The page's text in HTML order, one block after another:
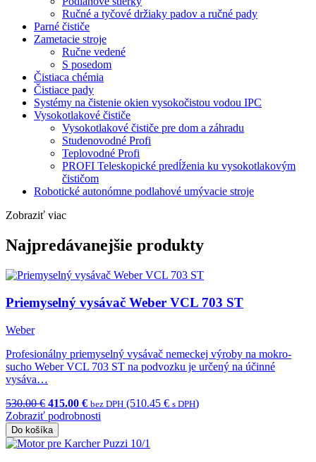
Ručné a tyčové držiaky padov a ručné pady
Parné čističe
Zametacie stroje
Ručne vedené
S posedom
Čistiaca chémia
Čistiace pady
Systémy na čistenie okien vysokočistou vodou IPC
Vysokotlakové čističe
Vysokotlakové čističe pre dom a záhradu
Studenovodné Profi
Teplovodné Profi
PROFI Teleskopické predĺženia ku vysokotlakovým
čističom
Robotické autonómne podlahové umývacie stroje
Zobraziť viac
Najpredávanejšie produkty
Priemyselný vysávač Weber VCL 703 ST
Weber
Profesionálny priemyselný vysávač nemeckej výroby na mokro-
sucho Weber VCL 703 ST na podvozku je určený na účinné
vysáva…
530.00 € 415.00 € bez DPH (510.45 € s DPH)
Zobraziť podrobnosti
Do košíka